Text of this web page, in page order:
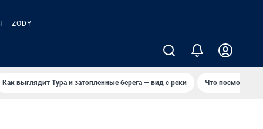
ZODY
Как выглядит Тура и затопленные берега — вид с реки Что посмотреть